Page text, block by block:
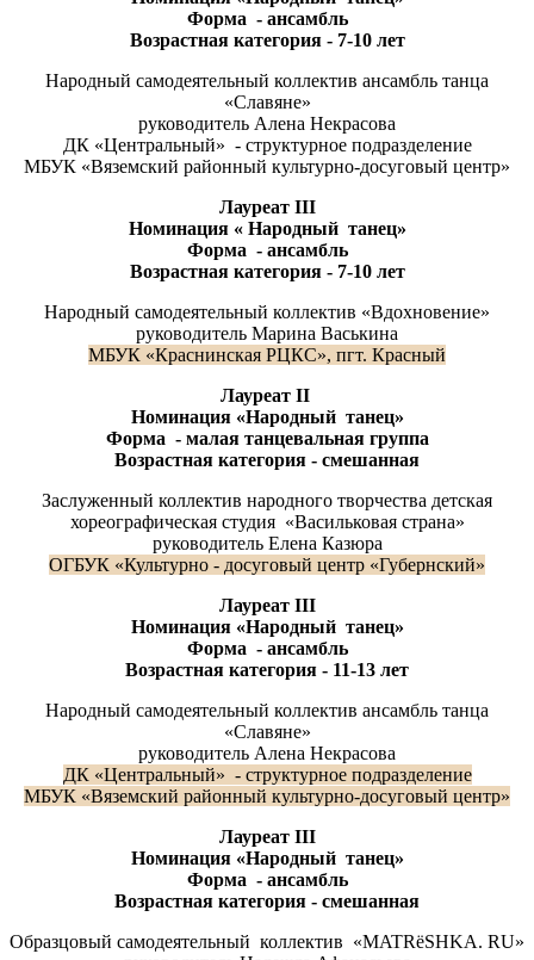
Форма - ансамбль
Возрастная категория - 7-10 лет
Народный самодеятельный коллектив ансамбль танца
«Славяне»
руководитель Алена Некрасова
​ДК «Центральный» - структурное подразделение
МБУК «Вяземский районный культурно-досуговый центр»
Лауреат III
Номинация « Народный танец»
Форма - ансамбль
Возрастная категория - 7-10 лет
Народный самодеятельный коллектив «Вдохновение»
руководитель Марина Васькина
МБУК «Краснинская РЦКС», пгт. Красный
Лауреат II
Номинация «Народный танец»
Форма - малая танцевальная группа
Возрастная категория - смешанная
Заслуженный коллектив народного творчества детская
хореографическая студия «Васильковая страна»
руководитель Елена Казюра
ОГБУК «Культурно - досуговый центр «Губернский»
Лауреат III
Номинация «Народный танец»
Форма - ансамбль
Возрастная категория - 11-13 лет
Народный самодеятельный коллектив ансамбль танца
«Славяне»
руководитель Алена Некрасова
ДК «Центральный» - структурное подразделение
МБУК «Вяземский районный культурно-досуговый центр»
ЛауреатIII
Номинация «Народный танец»
Форма - ансамбль
Возрастная категория - смешанная
Образцовый самодеятельный коллектив «MATRëSHKA. RU»